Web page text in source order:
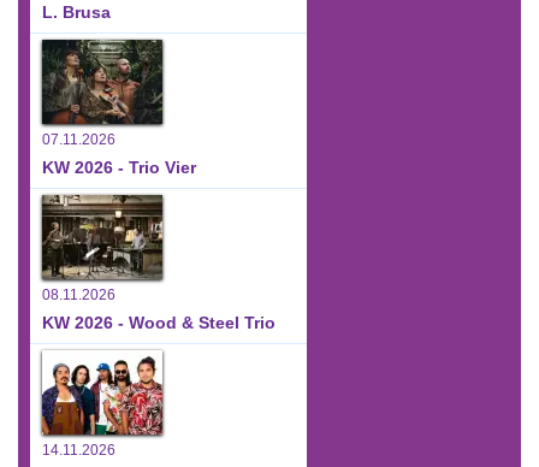
L. Brusa
07.11.2026
KW 2026 - Trio Vier
08.11.2026
KW 2026 - Wood & Steel Trio
14.11.2026